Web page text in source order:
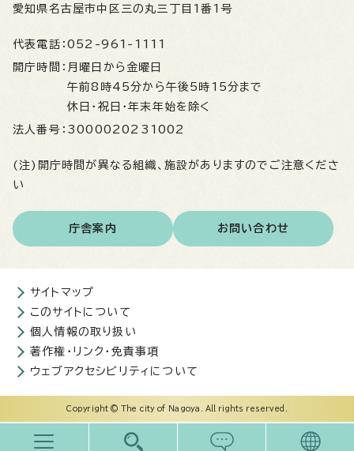
愛知県名古屋市中区三の丸三丁目1番1号
代表電話： 052-961-1111
開庁時間： 月曜日から金曜日
午前8時45分から午後5時15分まで
休日・祝日・年末年始を除く
法人番号： 3000020231002
(注)開庁時間が異なる組織、施設がありますのでご注意くださ
い
庁舎案内 お問い合わせ
サイトマップ
このサイトについて
個人情報の取り扱い
著作権・リンク・免責事項
ウェブアクセシビリティについて
Copyright © The city of Nagoya. All rights reserved.